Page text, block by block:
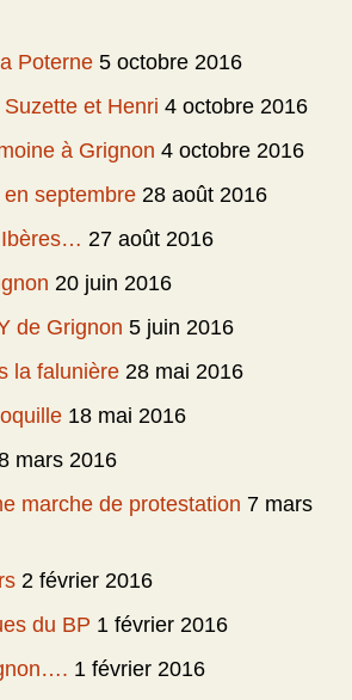
Poterne 5 octobre 2016
et Henri 4 octobre 2016
à Grignon 4 octobre 2016
septembre 28 août 2016
Ibères… 27 août 2016
20 juin 2016
de Grignon 5 juin 2016
la falunière 28 mai 2016
18 mai 2016
mars 2016
marche de protestation 7 mars
2 février 2016
du BP 1 février 2016
1 février 2016